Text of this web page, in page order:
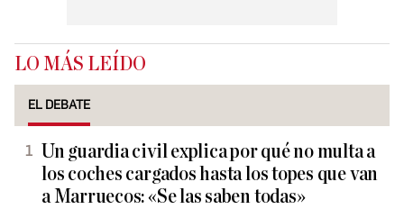
LO MÁS LEÍDO
EL DEBATE
Un guardia civil explica por qué no multa a
los coches cargados hasta los topes que van
a Marruecos: «Se las saben todas»